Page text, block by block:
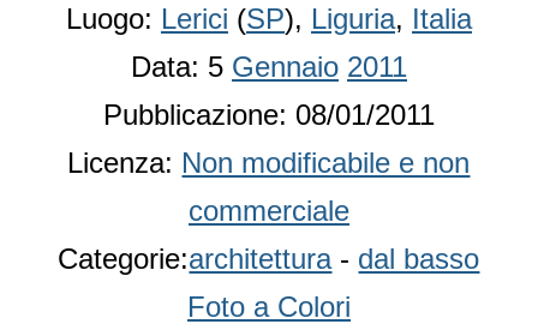
Luogo: Lerici (SP), Liguria, Italia
Data: 5 Gennaio 2011
Pubblicazione: 08/01/2011
Licenza: Non modificabile e non
commerciale
Categorie:architettura- dal basso
Foto a Colori